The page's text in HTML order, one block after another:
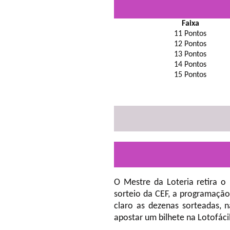
Faixa
11 Pontos
12 Pontos
13 Pontos
14 Pontos
15 Pontos
O Mestre da Loteria retira o
sorteio da CEF, a
claro as dezenas sorteadas,
apostar um bilhete na